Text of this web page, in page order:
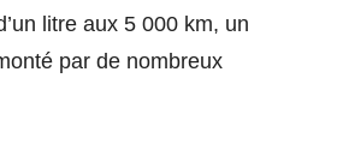
litre aux 5 000 km, un
par de nombreux